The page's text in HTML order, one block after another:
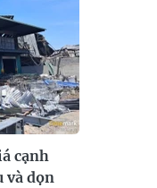
cạnh
và dọn